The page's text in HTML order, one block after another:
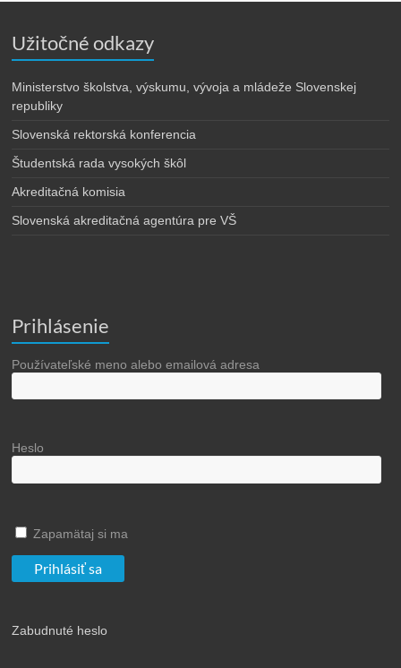
Užitočné odkazy
Ministerstvo školstva, výskumu, vývoja a mládeže Slovenskej
republiky
Slovenská rektorská konferencia
Študentská rada vysokých škôl
Akreditačná komisia
Slovenská akreditačná agentúra pre VŠ
Prihlásenie
Používateľské meno alebo emailová adresa
Heslo
Zapamätaj si ma
Zabudnuté heslo